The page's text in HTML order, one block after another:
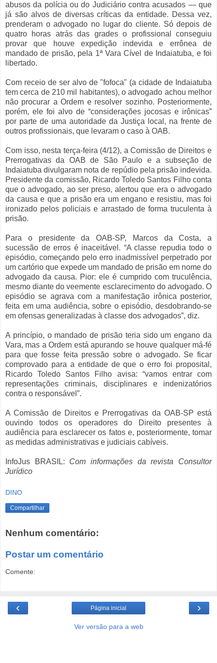
abusos da polícia ou do Judiciário contra acusados — que
já são alvos de diversas críticas da entidade. Dessa vez,
prenderam o advogado no lugar do cliente. Só depois de
quatro horas atrás das grades o profissional conseguiu
provar que houve expedição indevida e errônea de
mandado de prisão, pela 1ª Vara Cível de Indaiatuba, e foi
libertado.
Com receio de ser alvo de "fofoca" (a cidade de Indaiatuba
tem cerca de 210 mil habitantes), o advogado achou melhor
não procurar a Ordem e resolver sozinho. Posteriormente,
porém, ele foi alvo de “considerações jocosas e irônicas”
por parte de uma autoridade da Justiça local, na frente de
outros profissionais, que levaram o caso à OAB.
Com isso, nesta terça-feira (4/12), a Comissão de Direitos e
Prerrogativas da OAB de São Paulo e a subseção de
Indaiatuba divulgaram nota de repúdio pela prisão indevida.
Presidente da comissão, Ricardo Toledo Santos Filho conta
que o advogado, ao ser preso, alertou que era o advogado
da causa e que a prisão era um engano e resistiu, mas foi
ironizado pelos policiais e arrastado de forma truculenta à
prisão.
Para o presidente da OAB-SP, Marcos da Costa, a
sucessão de erros é inaceitável. “A classe repudia todo o
episódio, começando pelo erro inadmissível perpetrado por
um cartório que expede um mandado de prisão em nome do
advogado da causa. Pior: ele é cumprido com truculência,
mesmo diante do veemente esclarecimento do advogado. O
episódio se agrava com a manifestação irônica posterior,
feita em uma audiência, sobre o episódio, desdobrando-se
em ofensas generalizadas à classe dos advogados”, diz.
A princípio, o mandado de prisão teria sido um engano da
Vara, mas a Ordem está apurando se houve qualquer má-fé
para que fosse feita pressão sobre o advogado. Se ficar
comprovado para a entidade de que o erro foi proposital,
Ricardo Toledo Santos Filho avisa: “vamos entrar com
representações criminais, disciplinares e indenizatórios
contra o responsável”.
A Comissão de Direitos e Prerrogativas da OAB-SP está
ouvindo todos os operadores do Direito presentes à
audiência para esclarecer os fatos e, posteriormente, tomar
as medidas administrativas e judiciais cabíveis.
InfoJus BRASIL: Com informações da revista Consultor
Jurídico
DINO
Compartilhar
Nenhum comentário:
Postar um comentário
Comente:
‹ ›
Página inicial
Ver versão para a web